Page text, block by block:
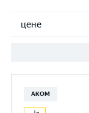
цене
АКОМ